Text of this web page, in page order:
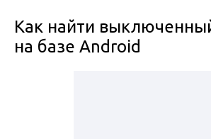
Как найти
на базе Android